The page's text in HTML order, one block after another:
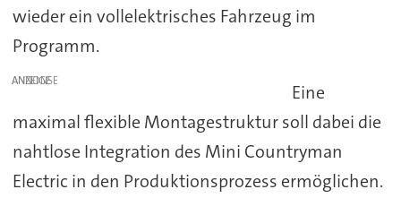
wieder ein vollelektrisches Fahrzeug im
Programm.
ANZEIGE
Eine
maximal flexible Montagestruktur soll dabei die
nahtlose Integration des Mini Countryman
Electric in den Produktionsprozess ermöglichen.